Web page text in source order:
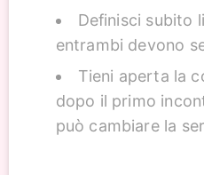
Definisci subito
entrambi devono
Tieni aperta la
dopo il primo
può cambiare la